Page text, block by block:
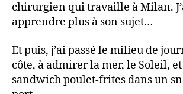
chirurgien qui travaille à Milan.
apprendre plus à son sujet…
Et puis, j’ai passé le milieu de
côte, à admirer la mer, le Soleil,
sandwich poulet-frites dans un